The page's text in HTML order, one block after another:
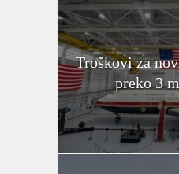
Troškovi za
preko 3